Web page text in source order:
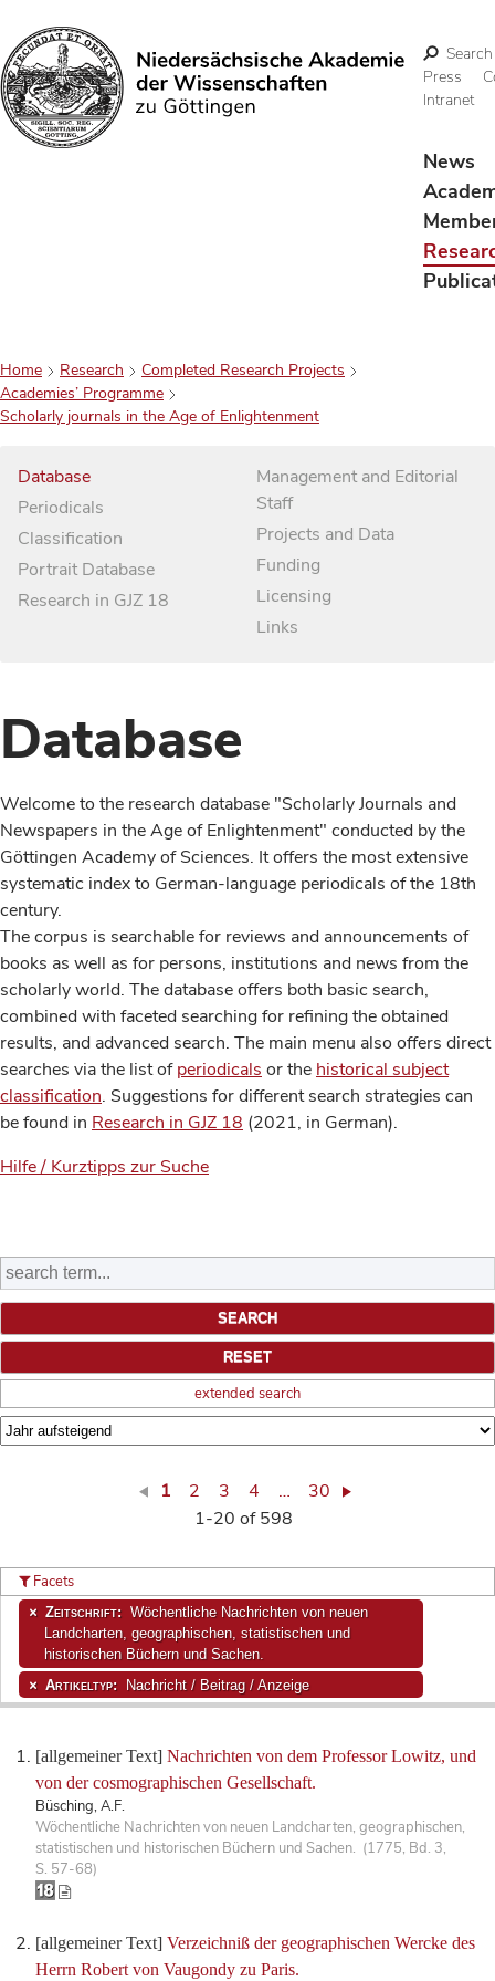
Search
Search
Press
Intranet
News
Home Research
Completed Research Projects
Academies’ Programme
Scholarly journals in the Age of Enlightenment
Database
Periodicals
Classification
Portrait Database
Research in GJZ 18
Management and Editorial
Staff
Projects and Data
Funding
Licensing
Links
Database
Welcome to the research database "Scholarly Journals and
Newspapers in the Age of Enlightenment" conducted by the
Göttingen Academy of Sciences. It offers the most extensive
systematic index to German-language periodicals of the 18th
century.
The corpus is searchable for reviews and announcements of
books as well as for persons, institutions and news from the
scholarly world. The database offers both basic search,
combined with faceted searching for refining the obtained
results, and advanced search. The main menu also offers direct
searches via the list ofperiodicals or the historical subject
classification. Suggestions for different search strategies can
be found in Research in GJZ 18 (2021, in German).
Hilfe / Kurztipps zur Suche
extended search
1 2 3 4 …
30
1-20 of 598
[allgemeiner Text] Nachrichten von dem Professor Lowitz, und
von der cosmographischen Gesellschaft.
Büsching, A.F.
Wöchentliche Nachrichten von neuen Landcharten, geographischen,
statistischen und historischen Büchern und Sachen. (1775, Bd. 3,
S. 57-68)
[allgemeiner Text] Verzeichniß der geographischen Wercke des
Herrn Robert von Vaugondy zu Paris.
Facets
Zeitschrift:
Wöchentliche Nachrichten von neuen
Landcharten, geographischen, statistischen und
historischen Büchern und Sachen.
Artikeltyp: Nachricht / Beitrag / Anzeige